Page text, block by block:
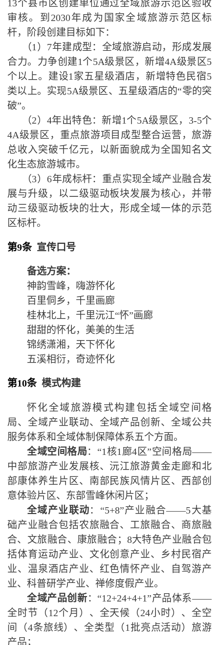
13个县市区创建单位通过全域旅游示范区验收
审核。到 2030年成 为国家全域旅游示范区标
杆，阶段创建目标如下：
（1 ） 7年建成型 ：全域旅游启动，形成发展
合力。 力争创建1个5A级景区，新增4A级景区5
个以上。建设1 家五星级酒店，新增特色民宿5
类以上。实现5A级景区、五星级酒店的“零的突
破”。
（2）4年出特色： 新增1个5A级景区， 3-5个
4A级景区， 重点旅游项目成型整合运营， 旅游
总收入突破千亿元，
以新面貌成为全国知名 文
化生态旅游城市。
（3）6年成标杆：重点实现全域产业融合发
展与升级，以二级驱动板块发展为核心，并带
动三级驱动板块的壮大，形成全域一体的示范
区标杆。
第9条 宣传口号
备选方案：
神韵雪峰，嗨游怀化
百里侗乡，千里画廊
桂林北上，千里沅江“怀”画廊
甜甜的怀化，美美的生活
锦绣潇湘，天下怀化
五溪相衍，奇迹怀化
第10条 模式构建
怀化全域旅游模式构建包括全域空间格
局、 全域产业联动、全域产品创新、全域公共
服务体系和全域体制保障体系五个方面。
全域空间格局： “1 核1 廊4区”空间格局——
中部旅游产业发展核、沅江旅游黄金走廊和北
部康体养生片区、南部民族风情片区、西部创
意体验片区、东部雪峰休闲片区；
全域产业联动： “5+8”产业融合——5大基
础产业融合包括农旅融合、工旅融合、商旅融
合、文旅融合、康旅融合； 8大特色产业融合包
括体育运动产业、文化创意产业、乡村民宿产
业、温泉酒店产业、红色情怀产业、自驾游产
业、科普研学产业、禅修度假产业。
全域产品创新： “12+24+4+1”产品体系——
全时节（12个月）、全天候（24小时）、全空
间（4条旅线）、全类型（1批亮点活动）旅游
产品；